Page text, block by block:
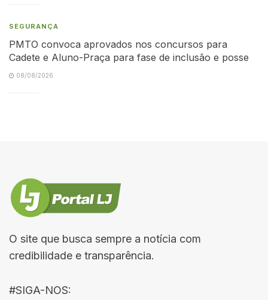
SEGURANÇA
PMTO convoca aprovados nos concursos para
Cadete e Aluno-Praça para fase de inclusão e posse
08/08/2026
O site que busca sempre a notícia com
credibilidade e transparência.
#SIGA-NOS: